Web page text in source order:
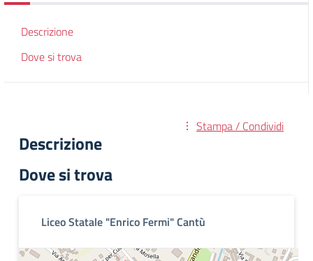
Descrizione
Dove si trova
Stampa / Condividi
Descrizione
Dove si trova
Liceo Statale "Enrico Fermi" Cantù